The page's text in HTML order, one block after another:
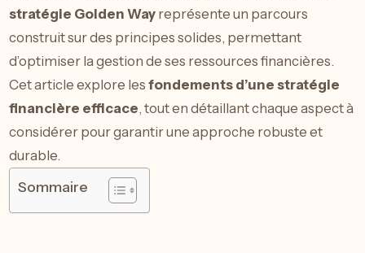
stratégie Golden Way représente un parcours
construit sur des principes solides, permettant
d’optimiser la gestion de ses ressources financières.
Cet article explore les fondements d’une stratégie
financière efficace, tout en détaillant chaque aspect à
considérer pour garantir une approche robuste et
durable.
Sommaire